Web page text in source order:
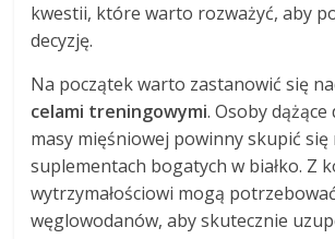
kwestii, które warto rozważyć, aby
decyzję.
Na początek warto zastanowić się
celami treningowymi. Osoby
masy mięśniowej powinny skupić się
suplementach bogatych w białko. Z
wytrzymałościowi mogą
węglowodanów, aby skutecznie